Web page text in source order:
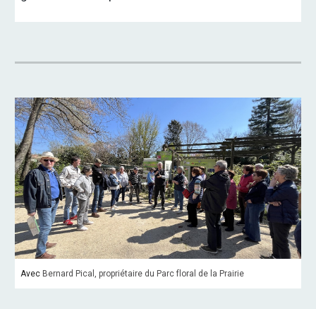
Avec Bernard Pical, propriétaire du Parc floral de la Prairie